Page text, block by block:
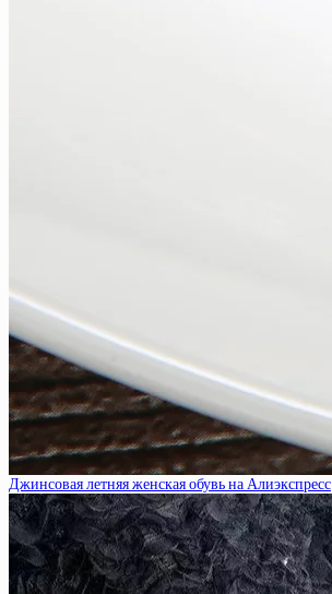
Джинсовая летняя женская обувь на Алиэкспресс